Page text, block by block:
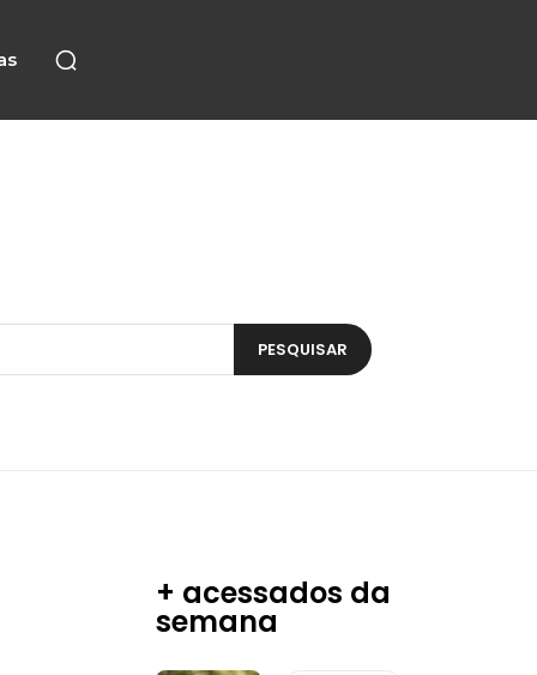
PESQUISAR
+ acessados da
semana